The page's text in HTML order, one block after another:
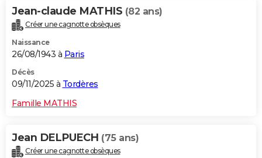
Alimentation
Guide de la santé
Maladies
Médicaments
Sommeil
VOYAGE
Destinations
City break
Voyage nature
Voyage de noces
Forum
Climat
+PHOTO
GUIDES D'ACHAT
Carte de Noël
Carte Bonne année
Carte Saint-Valentin
Carte Pâques
Carte d'anniversaire
DICTIONNAIRE
Jean-claude MATHIS (82 ans)
Créer une cagnotte obsèques
Naissance
26/08/1943 à Paris
Décès
09/11/2025 à Tordères
Famille MATHIS
Jean DELPUECH (75 ans)
Créer une cagnotte obsèques